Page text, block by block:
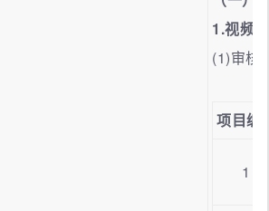
1.视频
(1)审核
项目编
1